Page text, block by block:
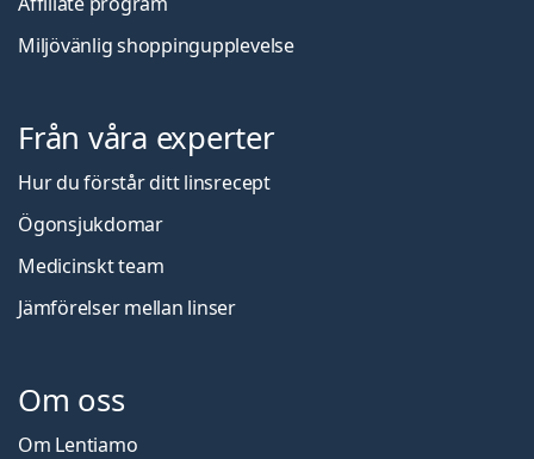
Miljövänlig shoppingupplevelse
Från våra experter
Hur du förstår ditt linsrecept
Ögonsjukdomar
Medicinskt team
Jämförelser mellan linser
Om oss
Om Lentiamo